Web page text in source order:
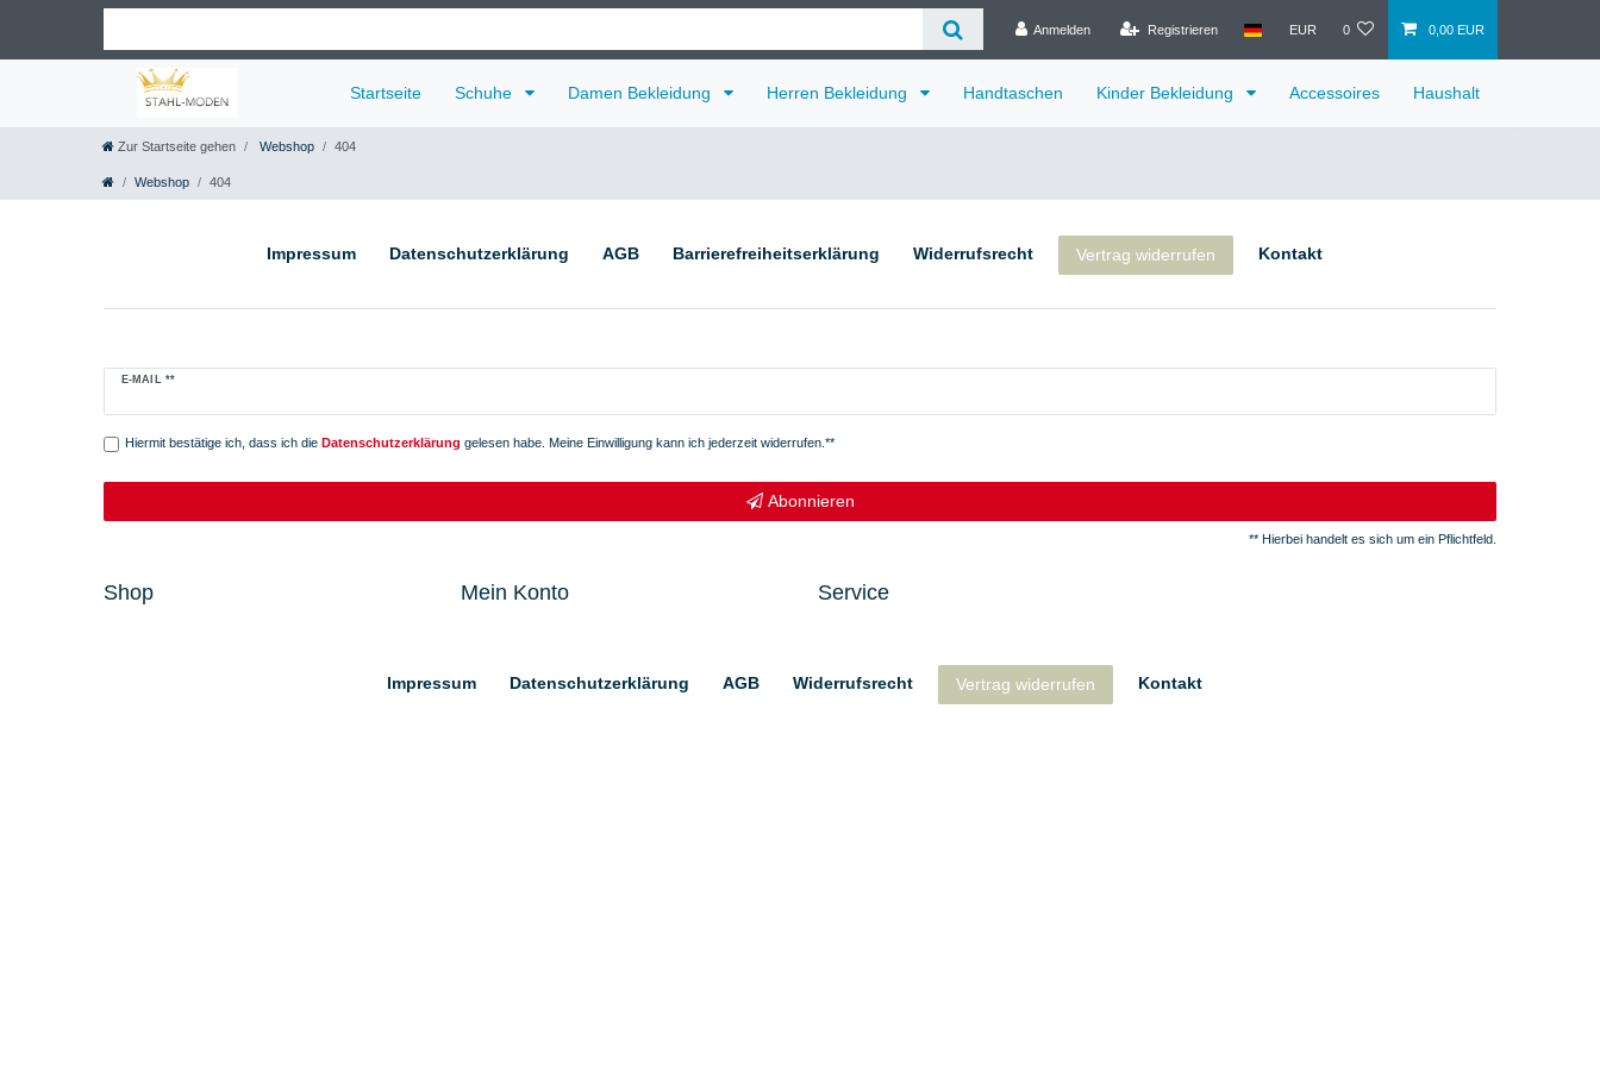
Anmelden Registrieren EUR 0 0,00 EUR
Startseite Schuhe Damen Bekleidung Herren Bekleidung Handtaschen Kinder Bekleidung Accessoires Haushalt
Zur Startseite gehen Webshop 404
Webshop 404
Impressum Daten­schutz­erklärung AGB Barrierefreiheitserklärung Widerrufs­recht Vertrag widerrufen Kontakt
E-MAIL **
Newsletter
Hiermit bestätige ich, dass ich die Daten­schutz­erklärung gelesen habe. Meine Einwilligung kann ich jederzeit widerrufen.**
Abonnieren
** Hierbei handelt es sich um ein Pflichtfeld.
Shop Mein Konto Service
Impressum Daten­schutz­erklärung AGB Widerrufs­recht Vertrag widerrufen Kontakt